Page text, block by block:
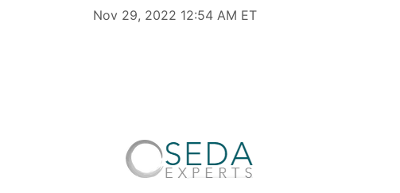
Nov 29, 2022 12:54 AM ET